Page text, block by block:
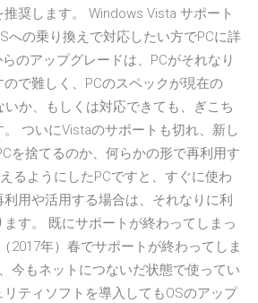
奨します。 Windows Vista サポート
への乗り換えで対応したい方でPCに詳
のアップグレードは、PCがそれなり
で難しく、PCのスペックが現在の
か、もしくは対応できても、ぎこち
ついにVistaのサポートも切れ、新し
を捨てるのか、何らかの形で再利用す
るようにしたPCですと、すぐに使わ
用や活用する場合は、それなりに利
す。 既にサポートが終わってしまっ
2017年）春でサポートが終わってしま
今もネットにつないだ状態で使ってい
ティソフトを導入してもOSのアップ